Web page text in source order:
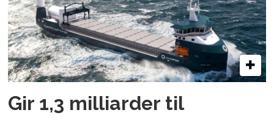
Gir 1,3 milliarder til